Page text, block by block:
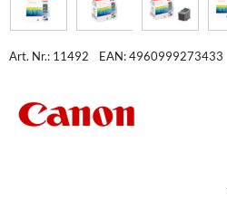
Art. Nr.: 11492 EAN: 4960999273433